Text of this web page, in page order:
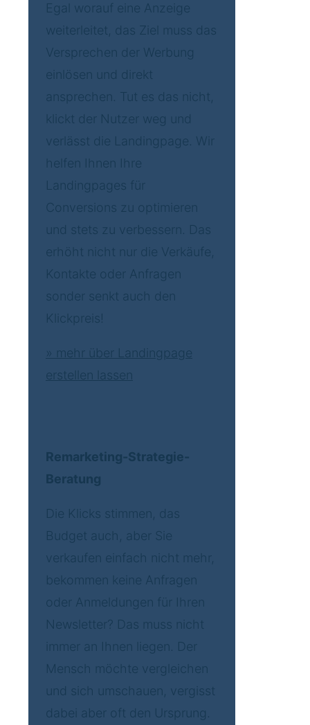
Egal worauf eine Anzeige
weiterleitet, das Ziel muss das
Versprechen der Werbung
einlösen und direkt
ansprechen. Tut es das nicht,
klickt der Nutzer weg und
verlässt die Landingpage. Wir
helfen Ihnen Ihre
Landingpages für
Conversions zu optimieren
und stets zu verbessern. Das
erhöht nicht nur die Verkäufe,
Kontakte oder Anfragen
sonder senkt auch den
Klickpreis!
» mehr über Landingpage
erstellen lassen
Remarketing-Strategie-
Beratung
Die Klicks stimmen, das
Budget auch, aber Sie
verkaufen einfach nicht mehr,
bekommen keine Anfragen
oder Anmeldungen für Ihren
Newsletter? Das muss nicht
immer an Ihnen liegen. Der
Mensch möchte vergleichen
und sich umschauen, vergisst
dabei aber oft den Ursprung.